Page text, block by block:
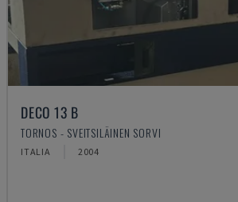
DECO 13 B
TORNOS - SVEITSILÄINEN SORVI
ITALIA 2004